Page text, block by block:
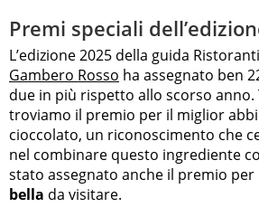
Premi speciali
L’edizione 2025 della guida
Gambero Rosso ha assegnato ben
due in più rispetto allo scorso anno.
troviamo il premio per il miglior
cioccolato, un riconoscimento che
nel combinare questo ingrediente
stato assegnato anche il premio per
bella da visitare.